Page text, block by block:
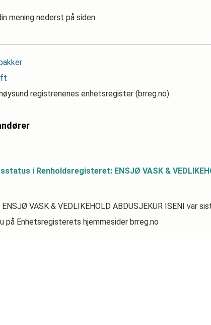
mening nederst på siden.
registrenenes enhetsregister (brreg.no)
i Renholdsregisteret: ENSJØ VASK &
VASK & VEDLIKEHOLD ABDUSJEKUR ISENI var
Enhetsregisterets hjemmesider brreg.no